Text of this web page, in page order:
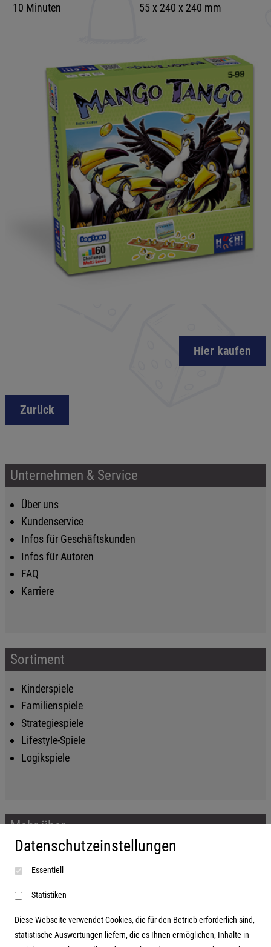
10 Minuten 55 x 240 x 240 mm
Hier kaufen
Zurück
Unternehmen & Service
Über uns
Kundenservice
Infos für Geschäftskunden
Infos für Autoren
FAQ
Karriere
Sortiment
Kinderspiele
Familienspiele
Strategiespiele
Lifestyle-Spiele
Logikspiele
Mehr über...
Impressum
AGB
Datenschutzerklärung
Datenschutzeinstellungen
Essentiell
Statistiken
Diese Webseite verwendet Cookies, die für den Betrieb erforderlich sind,
statistische Auswertungen liefern, die es Ihnen ermöglichen, Inhalte in